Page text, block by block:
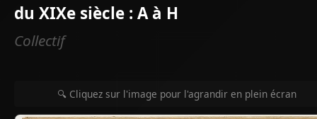
du XIXe siècle : A à H
Collectif
🔍 Cliquez sur l'image pour l'agrandir en plein écran